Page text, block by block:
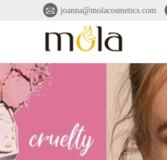
 joanna@molacosmetics.com